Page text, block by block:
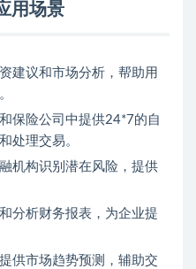
用场景
建议和市场分析，帮助用
和保险公司中提供24*7的自
处理交易。
融机构识别潜在风险，提供
分析财务报表，为企业提
供市场趋势预测，辅助交